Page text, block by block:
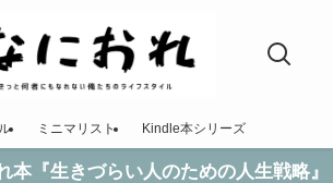
ミニマリスト Kindle本シリーズ
本『生きづらい人のための人生戦略』